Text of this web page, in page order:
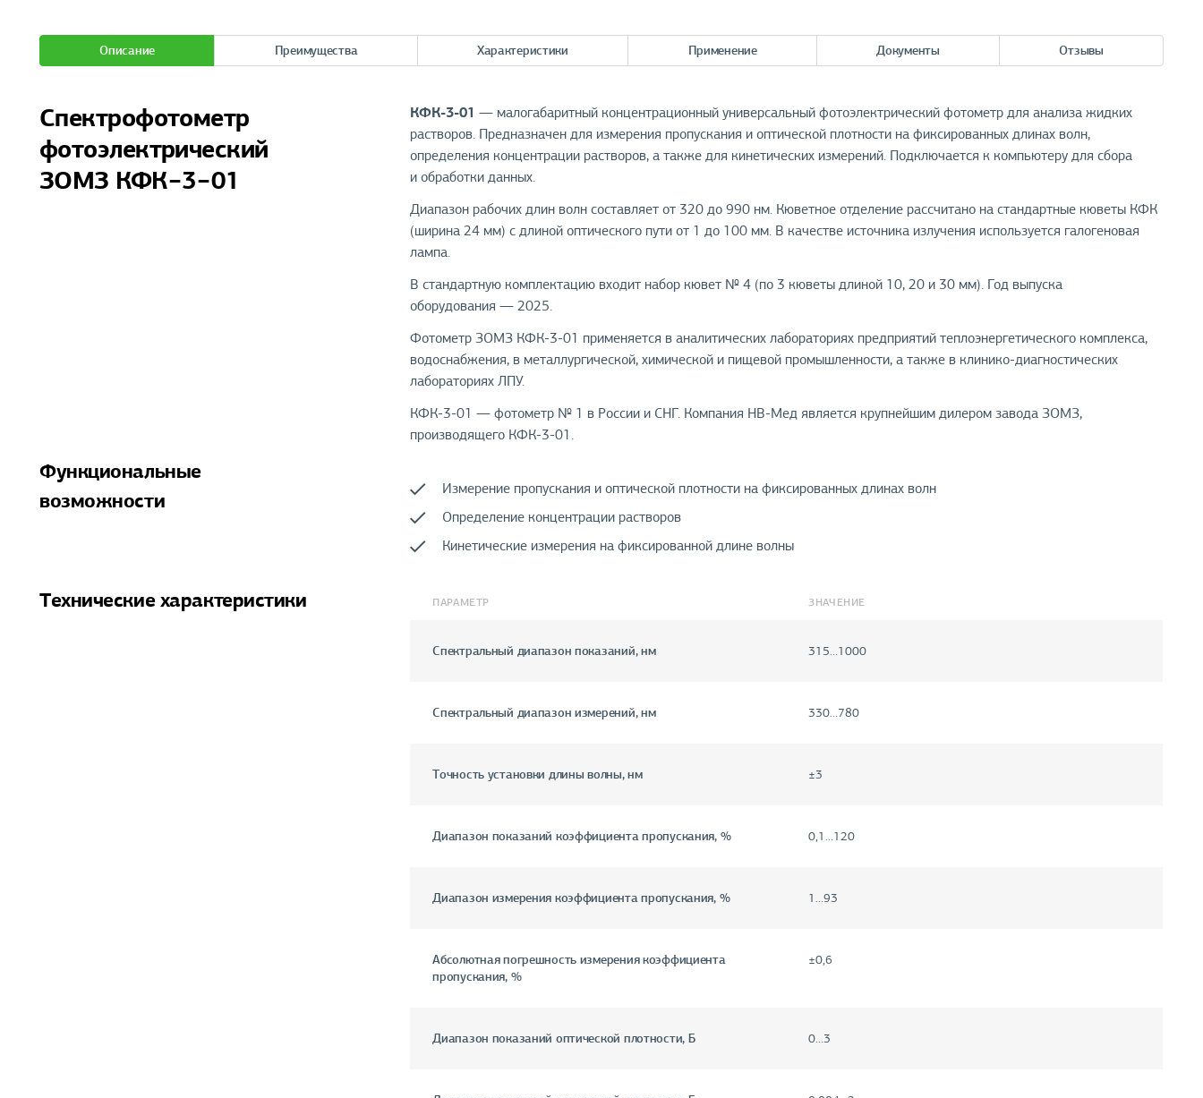
Описание Преимущества Характеристики Применение Документы Отзывы
Спектрофотометр
фотоэлектрический
ЗОМЗ КФК−3−01
КФК-3-01 — малогабаритный концентрационный универсальный фотоэлектрический фотометр для анализа жидких
растворов. Предназначен для измерения пропускания и оптической плотности на фиксированных длинах волн,
определения концентрации растворов, а также для кинетических измерений. Подключается к компьютеру для сбора
и обработки данных.
Диапазон рабочих длин волн составляет от 320 до 990 нм. Кюветное отделение рассчитано на стандартные кюветы КФК
(ширина 24 мм) с длиной оптического пути от 1 до 100 мм. В качестве источника излучения используется галогеновая
лампа.
В стандартную комплектацию входит набор кювет № 4 (по 3 кюветы длиной 10, 20 и 30 мм). Год выпуска
оборудования — 2025.
Фотометр ЗОМЗ КФК-3-01 применяется в аналитических лабораториях предприятий теплоэнергетического комплекса,
водоснабжения, в металлургической, химической и пищевой промышленности, а также в клинико-диагностических
лабораториях ЛПУ.
КФК-3-01 — фотометр № 1 в России и СНГ. Компания НВ-Мед является крупнейшим дилером завода ЗОМЗ,
производящего КФК-3-01.
Функциональные
возможности
Измерение пропускания и оптической плотности на фиксированных длинах волн
Определение концентрации растворов
Кинетические измерения на фиксированной длине волны
Технические характеристики ПАРАМЕТР ЗНАЧЕНИЕ
Спектральный диапазон показаний, нм 315…1000
Спектральный диапазон измерений, нм 330…780
Точность установки длины волны, нм ±3
Диапазон показаний коэффициента пропускания, % 0,1…120
Диапазон измерения коэффициента пропускания, % 1…93
Абсолютная погрешность измерения коэффициента
пропускания, %
±0,6
Диапазон показаний оптической плотности, Б 0…3